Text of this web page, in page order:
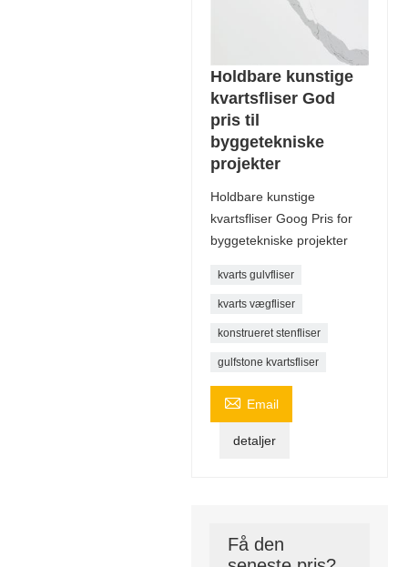
Holdbare kunstige
kvartsfliser God
pris til
byggetekniske
projekter
Holdbare kunstige
kvartsfliser Goog Pris for
byggetekniske projekter
kvarts gulvfliser
kvarts vægfliser
konstrueret stenfliser
gulfstone kvartsfliser
 Email
detaljer
Få den